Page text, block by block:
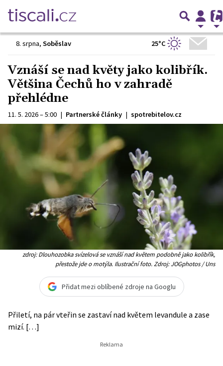
8. srpna, Soběslav 25°C
Vznáší se nad květy jako kolibřík.
Většina Čechů ho v zahradě
přehlédne
11. 5. 2026 – 5:00 | Partnerské články | spotrebitelov.cz
zdroj: Dlouhozobka svízelová se vznáší nad květem podobně jako kolibřík,
přestože jde o motýla. Ilustrační foto. Zdroj: JOGphotos / Uns
Přidat mezi oblíbené zdroje na Googlu
Přiletí, na pár vteřin se zastaví nad květem levandule a zase
mizí. […]